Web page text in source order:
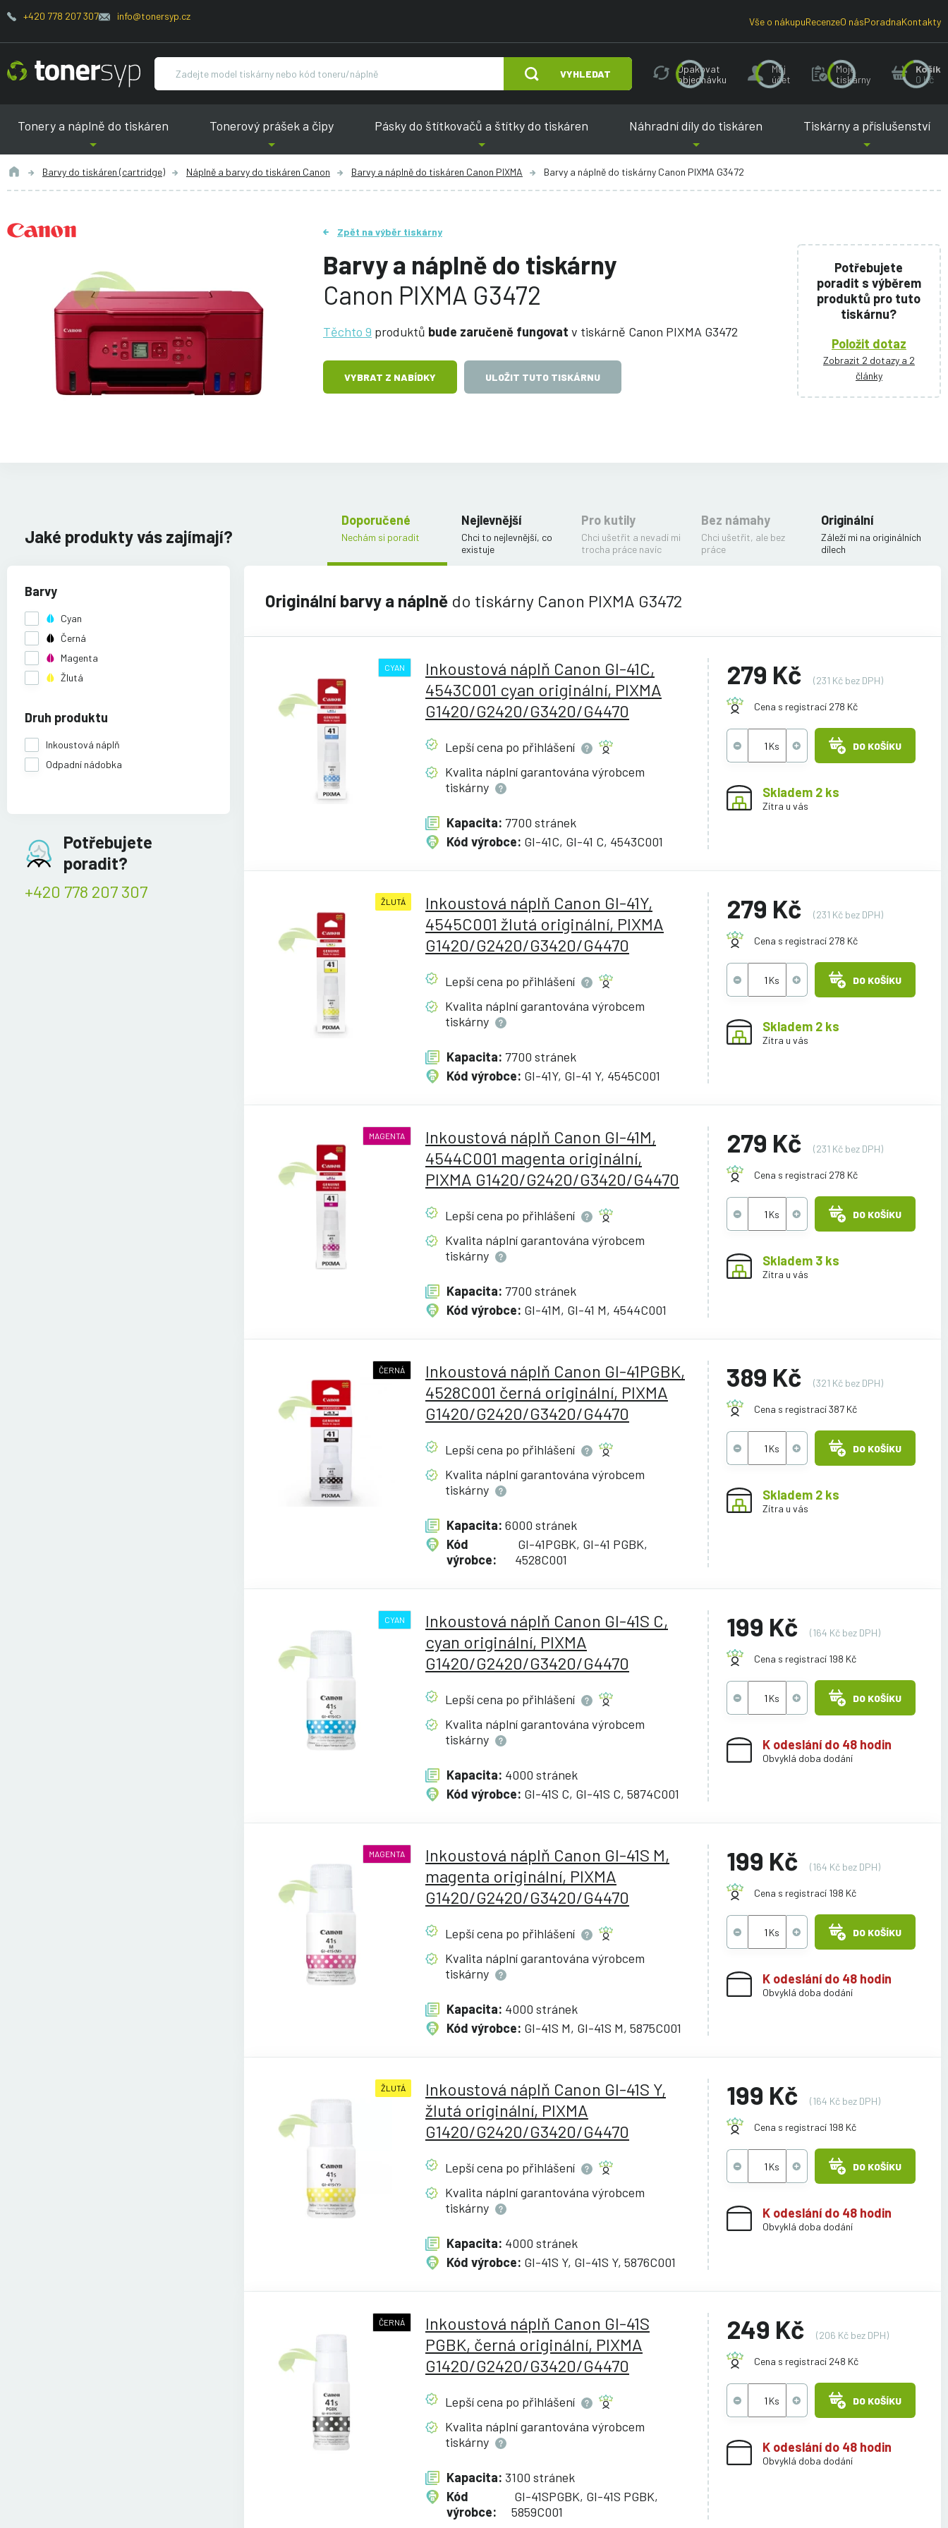
+420 778 207 307 info@tonersyp.cz Vše o nákupuRecenzeO násPoradnaKontakty
VYHLEDAT
Opakovat
objednávku
Můj
účet
Moje
tiskárny
Košík
0 Kč
Tonery a náplně do tiskáren Tonerový prášek a čipy Pásky do štítkovačů a štítky do tiskáren Náhradní díly do tiskáren Tiskárny a příslušenství
Barvy do tiskáren (cartridge) Náplně a barvy do tiskáren Canon Barvy a náplně do tiskáren Canon PIXMA Barvy a náplně do tiskárny Canon PIXMA G3472
Zpět na výběr tiskárny
Barvy a náplně do tiskárny
Canon PIXMA G3472
Těchto 9 produktů bude zaručeně fungovat v tiskárně Canon PIXMA G3472
VYBRAT Z NABÍDKY ULOŽIT TUTO TISKÁRNU
Potřebujete
poradit s výběrem
produktů pro tuto
tiskárnu?
Položit dotaz
Zobrazit 2 dotazy a 2
články
Jaké produkty vás zajímají?
Barvy
Cyan
Černá
Magenta
Žlutá
Druh produktu
Inkoustová náplň
Odpadní nádobka
Potřebujete
poradit?
+420 778 207 307
Doporučené
Nechám si poradit
Nejlevnější
Chci to nejlevnější, co
existuje
Pro kutily
Chci ušetřit a nevadí mi
trocha práce navíc
Bez námahy
Chci ušetřit, ale bez
práce
Originální
Záleží mi na originálních
dílech
Originální barvy a náplně do tiskárny Canon PIXMA G3472
CYAN
Inkoustová náplň Canon GI-41C,
4543C001 cyan originální, PIXMA
G1420/G2420/G3420/G4470
Lepší cena po přihlášení
Kvalita náplní garantována výrobcem
tiskárny
Kapacita: 7700 stránek
Kód výrobce: GI-41C, GI-41 C, 4543C001
279 Kč (231 Kč bez DPH)
Cena s registrací 278 Kč
DO KOŠÍKU
Skladem 2 ks
Zítra u vás
ŽLUTÁ
Inkoustová náplň Canon GI-41Y,
4545C001 žlutá originální, PIXMA
G1420/G2420/G3420/G4470
Lepší cena po přihlášení
Kvalita náplní garantována výrobcem
tiskárny
Kapacita: 7700 stránek
Kód výrobce: GI-41Y, GI-41 Y, 4545C001
279 Kč (231 Kč bez DPH)
Cena s registrací 278 Kč
DO KOŠÍKU
Skladem 2 ks
Zítra u vás
MAGENTA
Inkoustová náplň Canon GI-41M,
4544C001 magenta originální,
PIXMA G1420/G2420/G3420/G4470
Lepší cena po přihlášení
Kvalita náplní garantována výrobcem
tiskárny
Kapacita: 7700 stránek
Kód výrobce: GI-41M, GI-41 M, 4544C001
279 Kč (231 Kč bez DPH)
Cena s registrací 278 Kč
DO KOŠÍKU
Skladem 3 ks
Zítra u vás
ČERNÁ
Inkoustová náplň Canon GI-41PGBK,
4528C001 černá originální, PIXMA
G1420/G2420/G3420/G4470
Lepší cena po přihlášení
Kvalita náplní garantována výrobcem
tiskárny
Kapacita: 6000 stránek
Kód
výrobce:
GI-41PGBK, GI-41 PGBK,
4528C001
389 Kč (321 Kč bez DPH)
Cena s registrací 387 Kč
DO KOŠÍKU
Skladem 2 ks
Zítra u vás
CYAN
Inkoustová náplň Canon GI-41S C,
cyan originální, PIXMA
G1420/G2420/G3420/G4470
Lepší cena po přihlášení
Kvalita náplní garantována výrobcem
tiskárny
Kapacita: 4000 stránek
Kód výrobce: GI-41S C, GI-41S C, 5874C001
199 Kč (164 Kč bez DPH)
Cena s registrací 198 Kč
DO KOŠÍKU
K odeslání do 48 hodin
Obvyklá doba dodání
MAGENTA
Inkoustová náplň Canon GI-41S M,
magenta originální, PIXMA
G1420/G2420/G3420/G4470
Lepší cena po přihlášení
Kvalita náplní garantována výrobcem
tiskárny
Kapacita: 4000 stránek
Kód výrobce: GI-41S M, GI-41S M, 5875C001
199 Kč (164 Kč bez DPH)
Cena s registrací 198 Kč
DO KOŠÍKU
K odeslání do 48 hodin
Obvyklá doba dodání
ŽLUTÁ
Inkoustová náplň Canon GI-41S Y,
žlutá originální, PIXMA
G1420/G2420/G3420/G4470
Lepší cena po přihlášení
Kvalita náplní garantována výrobcem
tiskárny
Kapacita: 4000 stránek
Kód výrobce: GI-41S Y, GI-41S Y, 5876C001
199 Kč (164 Kč bez DPH)
Cena s registrací 198 Kč
DO KOŠÍKU
K odeslání do 48 hodin
Obvyklá doba dodání
ČERNÁ
Inkoustová náplň Canon GI-41S
PGBK, černá originální, PIXMA
G1420/G2420/G3420/G4470
Lepší cena po přihlášení
Kvalita náplní garantována výrobcem
tiskárny
Kapacita: 3100 stránek
Kód
výrobce:
GI-41SPGBK, GI-41S PGBK,
5859C001
249 Kč (206 Kč bez DPH)
Cena s registrací 248 Kč
DO KOŠÍKU
K odeslání do 48 hodin
Obvyklá doba dodání